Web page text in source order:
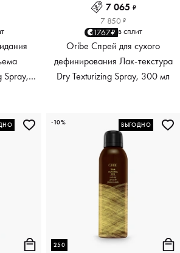
Spray,
7 065 ₽
7 850 ₽
1767₽ в сплит
Oribe Спрей для сухого
дефинирования Лак-текстура
Dry Texturizing Spray, 300 мл
250
ВЫГОДНО
-10%